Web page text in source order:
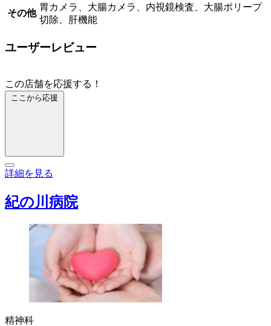
その他
胃カメラ、大腸カメラ、内視鏡検査、大腸ポリープ
切除、肝機能
ユーザーレビュー
この店舗を応援する！
ここから応援
詳細を見る
紀の川病院
精神科